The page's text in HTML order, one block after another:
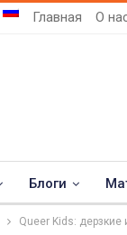
Главная О
Блоги
Queer Kids: дерзкие